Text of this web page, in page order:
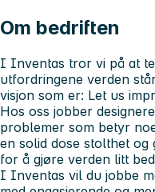
Om bedriften
I Inventas tror vi på at
utfordringene verden
visjon som er: Let us
Hos oss jobber
problemer som betyr
en solid dose stolthet og
for å gjøre verden litt
I Inventas vil du jobbe